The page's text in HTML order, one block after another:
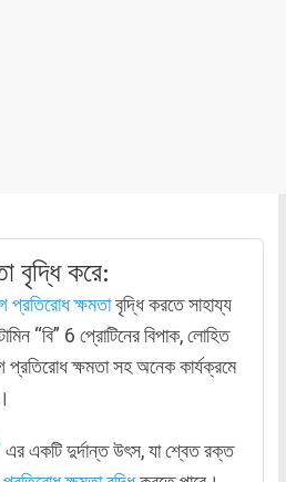
বৃদ্ধি করে:
প্রতিরোধ ক্ষমতাবৃদ্ধি করতে সাহায্য
“বি” 6 প্রোটিনের বিপাক, লোহিত
ক্ষমতা সহ অনেক কার্যক্রমে
এর একটি দুর্দান্ত উৎস, যা শ্বেত রক্ত